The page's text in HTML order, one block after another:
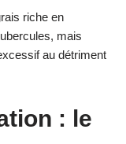
riche en
mais
au détriment
: le